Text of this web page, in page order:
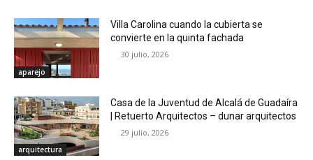
aparejo
Villa Carolina cuando la cubierta se
convierte en la quinta fachada
30 julio, 2026
arquitectura
Casa de la Juventud de Alcalá de Guadaíra
| Retuerto Arquitectos – dunar arquitectos
29 julio, 2026